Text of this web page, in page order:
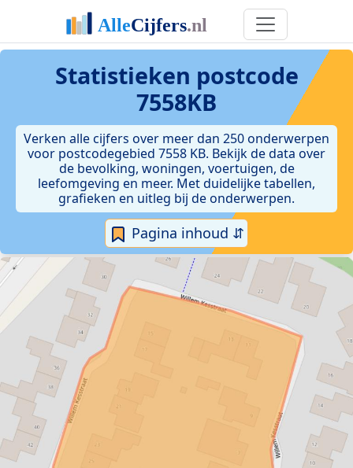
Statistieken postcode
7558KB
Verken alle cijfers over meer dan 250 onderwerpen
voor postcodegebied 7558 KB. Bekijk de data over
de bevolking, woningen, voertuigen, de
leefomgeving en meer. Met duidelijke tabellen,
grafieken en uitleg bij de onderwerpen.
Pagina inhoud ⇵